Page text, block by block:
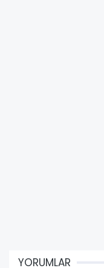
YORUMLAR